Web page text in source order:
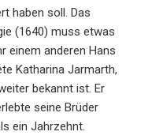
haben soll. Das
(1640) muss etwas
einem anderen Hans
Katharina Jarmarth,
bekannt ist. Er
seine Brüder
ein Jahrzehnt.